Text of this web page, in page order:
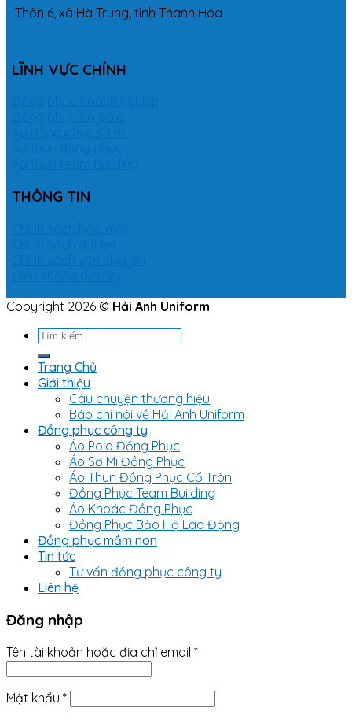
Thôn 6, xã Hà Trung, tỉnh Thanh Hóa
LĨNH VỰC CHÍNH
THÔNG TIN
Copyright 2026 © Hải Anh Uniform
Tìm
kiếm:
Trang Chủ
Giới thiệu
Câu chuyện thương hiệu
Báo chí nói về Hải Anh Uniform
Đồng phục công ty
Áo Polo Đồng Phục
Áo Sơ Mi Đồng Phục
Áo Thun Đồng Phục Cổ Tròn
Đồng Phục Team Building
Áo Khoác Đồng Phục
Đồng Phục Bảo Hộ Lao Động
Đồng phục mầm non
Tin tức
Tư vấn đồng phục công ty
Liên hệ
Đăng nhập
Tên tài khoản hoặc địa chỉ email *
Mật khẩu *